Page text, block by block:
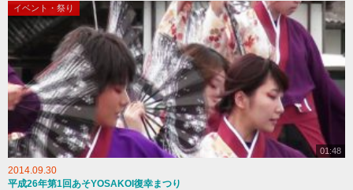
イベント・祭り
01:48
2014.09.30
平成26年第1回あそYOSAKOI復幸まつり